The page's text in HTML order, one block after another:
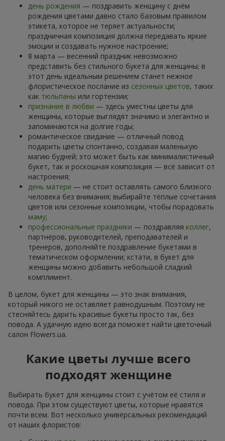
день рождения — поздравить женщину с днём
рождения цветами давно стало базовым правилом
этикета, которое не теряет актуальности;
праздничная композиция должна передавать яркие
эмоции и создавать нужное настроение;
8 марта — весенний праздник невозможно
представить без стильного букета для женщины; в
этот день идеальным решением станет нежное
флористическое послание из сезонных цветов, таких
как тюльпаны или гортензии;
признание в любви — здесь уместны цветы для
женщины, которые выглядят значимо и элегантно и
запоминаются на долгие годы;
романтическое свидание — отличный повод
подарить цветы спонтанно, создавая маленькую
магию будней; это может быть как минималистичный
букет, так и роскошная композиция — всё зависит от
настроения;
день матери — не стоит оставлять самого близкого
человека без внимания; выбирайте тёплые сочетания
цветов или сезонные композиции, чтобы порадовать
маму;
профессиональные праздники — поздравляя коллег,
партнёров, руководителей, преподавателей и
тренеров, дополняйте поздравление букетами в
тематическом оформлении; кстати, в букет для
женщины можно добавить небольшой сладкий
комплимент.
В целом, букет для женщины — это знак внимания,
который никого не оставляет равнодушным. Поэтому не
стесняйтесь дарить красивые букеты просто так, без
повода. А удачную идею всегда поможет найти цветочный
салон Flowers.ua.
Какие цветы лучше всего
подходят женщине
Выбирать букет для женщины стоит с учётом её стиля и
повода. При этом существуют цветы, которые нравятся
почти всем. Вот несколько универсальных рекомендаций
от наших флористов: